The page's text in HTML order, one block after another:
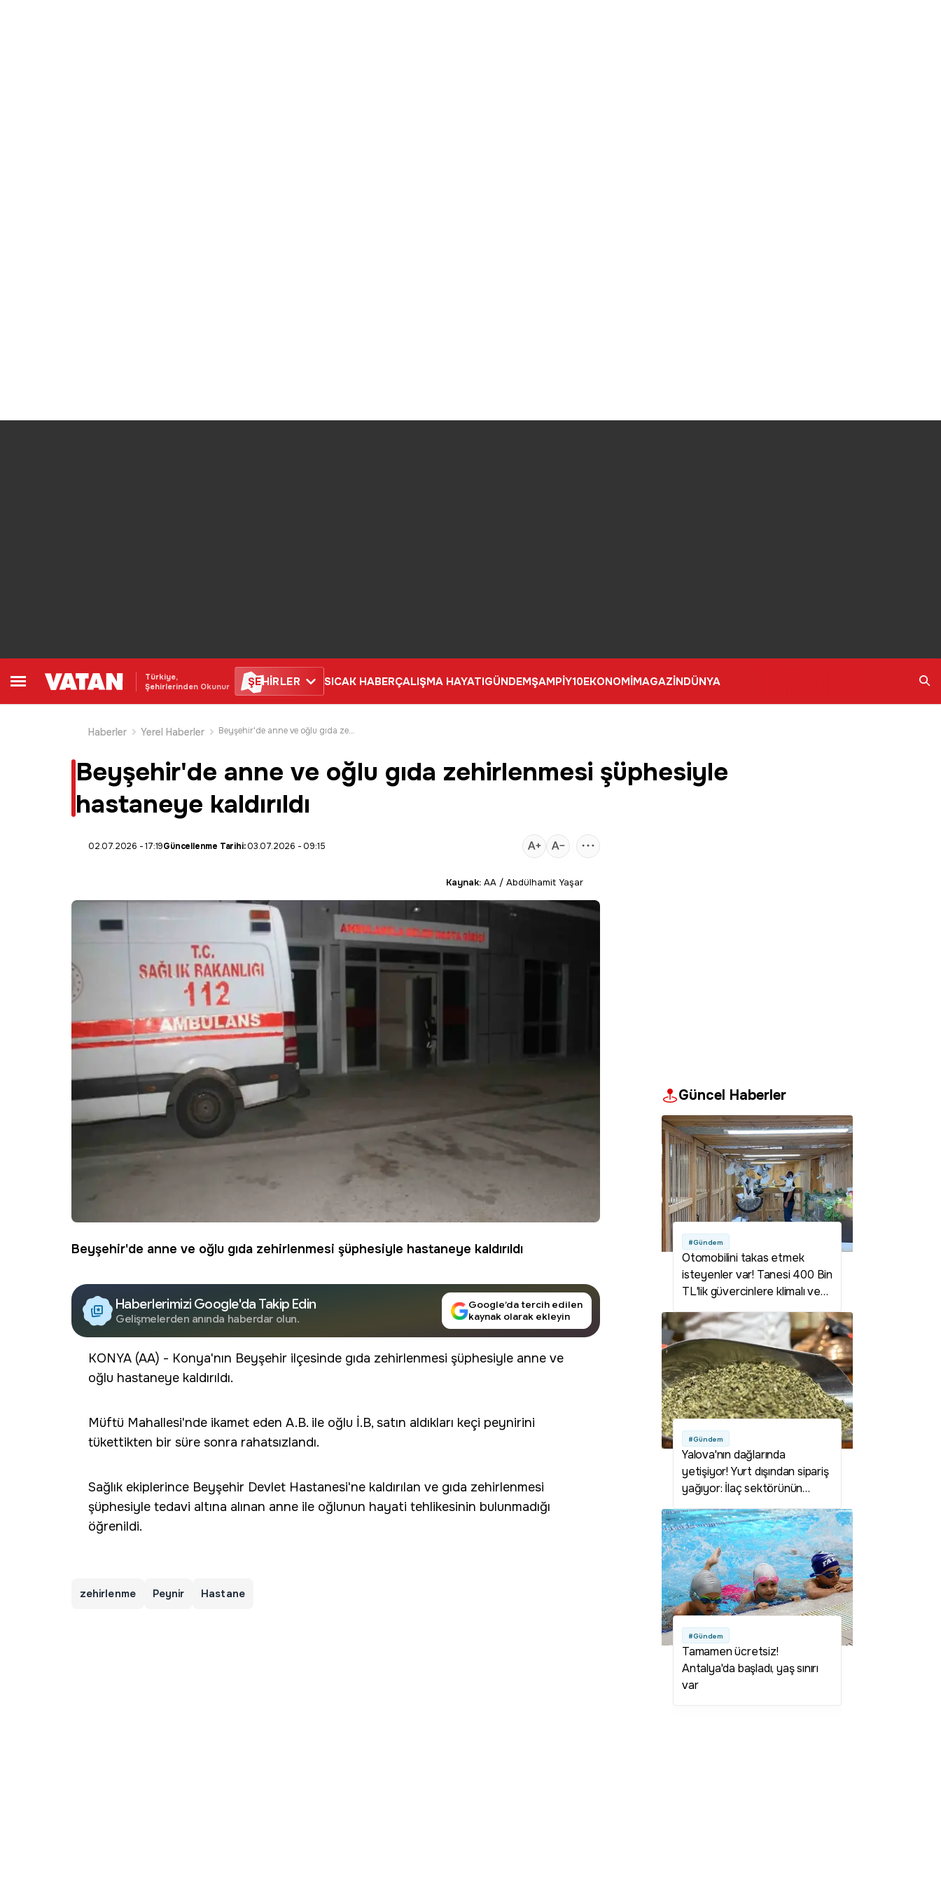
Türkiye,
Şehirlerinden Okunur
ŞEHİRLER SICAK HABERÇALIŞMA HAYATIGÜNDEMŞAMPİY10EKONOMİMAGAZİNDÜNYA
Haberler
Yerel Haberler Beyşehir'de anne ve oğlu gıda zehirlenmesi şüphesiyle hastaneye kaldırıldı
Beyşehir'de anne ve oğlu gıda zehirlenmesi şüphesiyle
hastaneye kaldırıldı
02.07.2026 - 17:19Güncellenme Tarihi:03.07.2026 - 09:15
Kaynak: AA / Abdülhamit Yaşar
Beyşehir'de anne ve oğlu gıda zehirlenmesi şüphesiyle hastaneye kaldırıldı
Haberlerimizi Google'da Takip Edin
Gelişmelerden anında haberdar olun.
Google’da tercih edilen
kaynak olarak ekleyin
KONYA (AA) - Konya'nın Beyşehir ilçesinde gıda zehirlenmesi şüphesiyle anne ve
oğlu hastaneye kaldırıldı.
Müftü Mahallesi'nde ikamet eden A.B. ile oğlu İ.B, satın aldıkları keçi peynirini
tükettikten bir süre sonra rahatsızlandı.
Sağlık ekiplerince Beyşehir Devlet Hastanesi'ne kaldırılan ve gıda zehirlenmesi
şüphesiyle tedavi altına alınan anne ile oğlunun hayati tehlikesinin bulunmadığı
öğrenildi.
zehirlenme Peynir Hastane
Güncel Haberler
#Gündem
Otomobilini takas etmek
isteyenler var! Tanesi 400 Bin
TL'lik güvercinlere klimalı ve
kurdu
#Gündem
Yalova'nın dağlarında
yetişiyor! Yurt dışından sipariş
yağıyor: İlaç sektörünün
#Gündem
Tamamen ücretsiz!
Antalya'da başladı, yaş sınırı
var